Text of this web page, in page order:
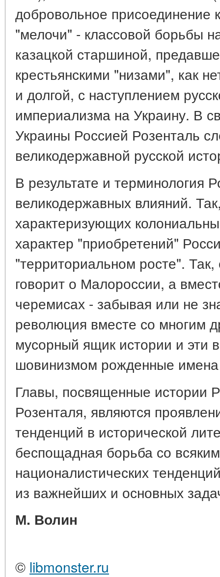
добровольное присоединение
"мелочи" - классовой борьбы
казацкой старшиной,
крестьянскими "низами", как
и долгой, с наступлением
империализма на Украину. В
Украины Россией Розенталь
великодержавной русской
В результате и терминология
великодержавных влияний.
характеризующих
характер "приобретений"
"территориальном росте".
говорит о Малороссии, а
черемисах - забывая или не
революция вместе со многим
мусорный ящик истории и эти
шовинизмом рожденные имена
Главы, посвященные истории
Розенталя, являются
тенденций в исторической
беспощадная борьба со
националистических
из важнейших и основных
М. Волин
© libmonster.ru